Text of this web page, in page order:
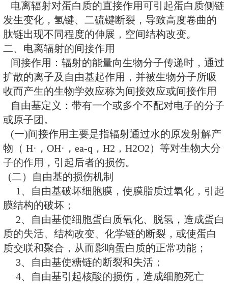
射线的粒子或光子的能量被DNA
能的其他分子直接吸收 ，使生物
化，这个效应为直接效应。电离辐
称为直接作用。
电离辐射对核酸大分子的直接作
基的破坏或脱落、单链或双链断裂
螺旋结构中出现交联，或核酸之
质之间出现交联。
电离辐射对蛋白质的直接作用可
发生变化，氢键、二硫键断裂，
肽链出现不同程度的伸展，空间结
二、电离辐射的间接作用
间接作用：辐射的能量向生物分
扩散的离子及自由基起作用，并